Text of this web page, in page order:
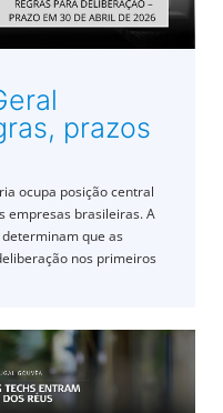
prazos
ocupa posição central
empresas brasileiras. A
determinam que as
nos primeiros